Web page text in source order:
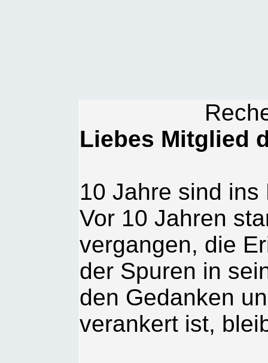
Liebes Mitglied
10 Jahre sind
Vor 10 Jahren
vergangen, die
der Spuren in
den Gedanken
verankert ist,